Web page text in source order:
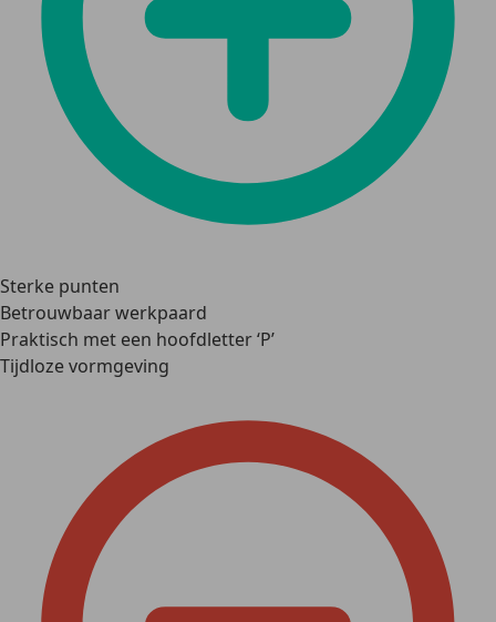
Sterke punten
Betrouwbaar werkpaard
Praktisch met een hoofdletter ‘P’
Tijdloze vormgeving